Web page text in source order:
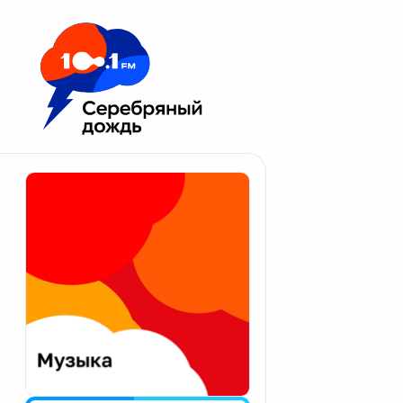
Москва 100.1 FM
Апатиты
Екатеринбург
Калининград
Калуга